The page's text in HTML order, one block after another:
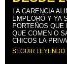
LA CARENCIA
EMPEORÓ Y YA
PORTEÑOS
QUE COMEN O
CHICOS LA
SEGUIR LEYENDO